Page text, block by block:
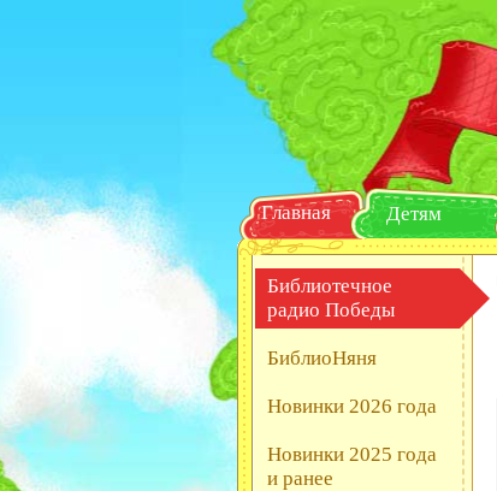
Главная Детям
Библиотечное
радио Победы
БиблиоНяня
Новинки 2026 года
Новинки 2025 года
и ранее